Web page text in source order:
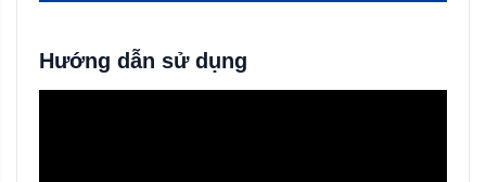
Hướng dẫn sử dụng